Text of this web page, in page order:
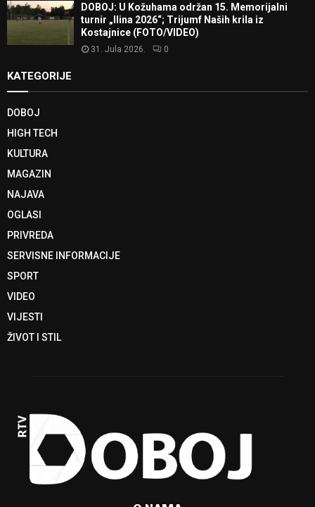
DOBOJ: U Kožuhama održan 15. Memorijalni
turnir „Ilina 2026“; Trijumf Naših krila iz
Kostajnice (FOTO/VIDEO)
31. Jula 2026. 0
KATEGORIJE
DOBOJ
HIGH TECH
KULTURA
MAGAZIN
NAJAVA
OGLASI
PRIVREDA
SERVISNE INFORMACIJE
SPORT
VIDEO
VIJESTI
ŽIVOT I STIL